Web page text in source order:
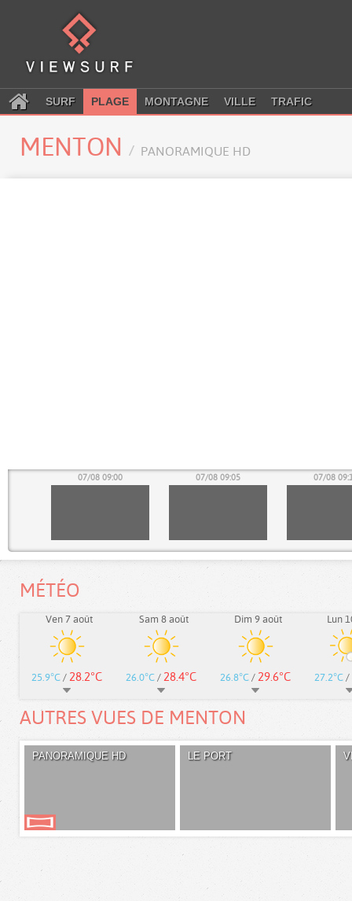
SURF PLAGE MONTAGNE VILLE TRAFIC
MENTON PANORAMIQUE HD
07/08 09:00 07/08 09:05 07/08
MÉTÉO
Ven 7 août
25.9°C / 28.2°C
Sam 8 août
26.0°C / 28.4°C
Dim 9 août
26.8°C / 29.6°C
Lun
27.2°C /
AUTRES VUES DE MENTON
PANORAMIQUE HD LE PORT